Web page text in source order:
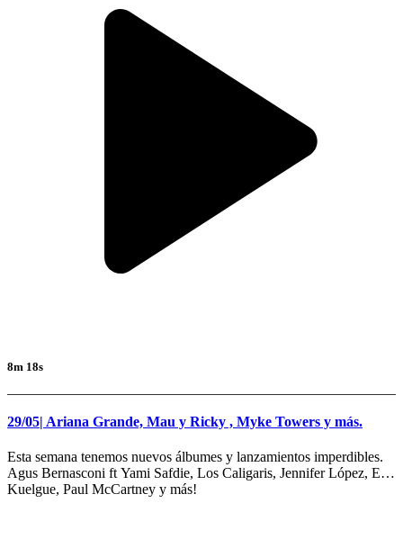
8m 18s
29/05| Ariana Grande, Mau y Ricky , Myke Towers y más.
Esta semana tenemos nuevos álbumes y lanzamientos imperdibles.
Agus Bernasconi ft Yami Safdie, Los Caligaris, Jennifer López, El
Kuelgue, Paul McCartney y más!